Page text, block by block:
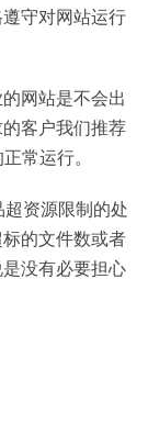
守对网站运行
网站是不会出
客户我们推荐
常运行。
资源限制的处
的文件数或者
没有必要担心